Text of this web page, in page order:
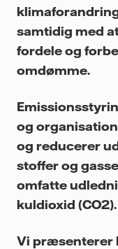
Artikler
Om os
Vattenfall.dk
samtidig med
fordele og
omdømme.
og
og reducerer
stoffer og
omfatte
kuldioxid (CO2).
Vi præsenterer